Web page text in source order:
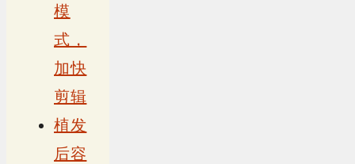
模
式，
加快
剪辑
植发
后容